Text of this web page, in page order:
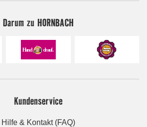
Darum zu HORNBACH
Kundenservice
Hilfe & Kontakt (FAQ)